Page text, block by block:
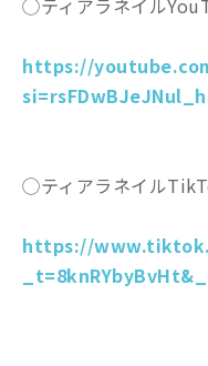
https://
◯ティアラネイル
https://